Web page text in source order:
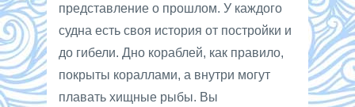
представление о прошлом. У каждого
судна есть своя история от постройки и
до гибели. Дно кораблей, как правило,
покрыты кораллами, а внутри могут
плавать хищные рыбы. Вы